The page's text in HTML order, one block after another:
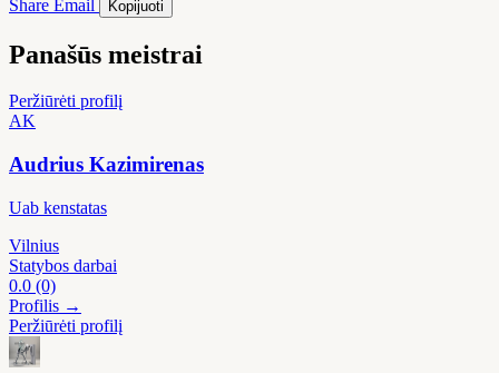
Share Email Kopijuoti
Panašūs meistrai
Peržiūrėti profilį
AK
Audrius Kazimirenas
Uab kenstatas
Vilnius
Statybos darbai
0.0 (0)
Profilis →
Peržiūrėti profilį